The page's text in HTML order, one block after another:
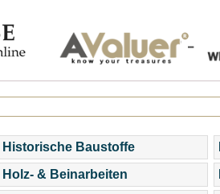
Historische Baustoffe
Holz- & Beinarbeiten